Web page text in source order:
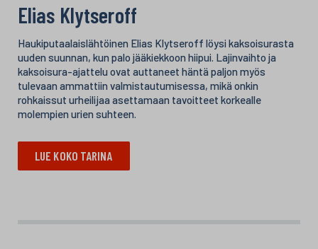
Elias Klytseroff
Haukiputaalaislähtöinen Elias Klytseroff löysi kaksoisurasta
uuden suunnan, kun palo jääkiekkoon hiipui. Lajinvaihto ja
kaksoisura-ajattelu ovat auttaneet häntä paljon myös
tulevaan ammattiin valmistautumisessa, mikä onkin
rohkaissut urheilijaa asettamaan tavoitteet korkealle
molempien urien suhteen.
LUE KOKO TARINA